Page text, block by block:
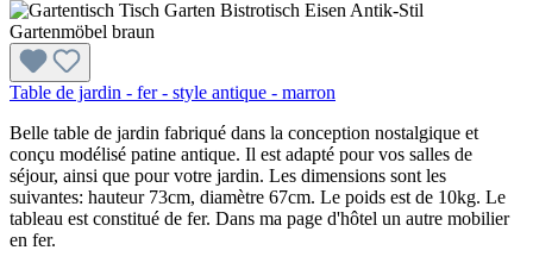
Table de jardin - fer - style antique - marron
Belle table de jardin fabriqué dans la conception nostalgique et
conçu modélisé patine antique. Il est adapté pour vos salles de
séjour, ainsi que pour votre jardin. Les dimensions sont les
suivantes: hauteur 73cm, diamètre 67cm. Le poids est de 10kg. Le
tableau est constitué de fer. Dans ma page d'hôtel un autre mobilier
en fer.